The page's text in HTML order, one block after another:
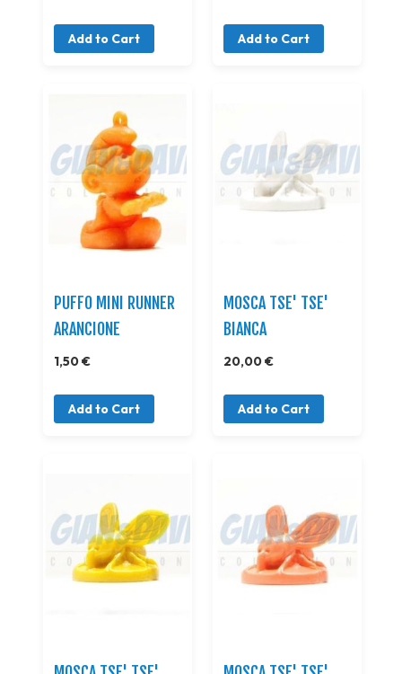
Add to Cart Add to Cart
PUFFO MINI RUNNER
ARANCIONE
1,50 €
Add to Cart
MOSCA TSE' TSE'
BIANCA
20,00 €
Add to Cart